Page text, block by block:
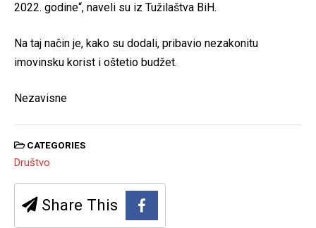
2022. godine“, naveli su iz Tužilaštva BiH.
Na taj način je, kako su dodali, pribavio nezakonitu
imovinsku korist i oštetio budžet.
Nezavisne
CATEGORIES
Društvo
Share This